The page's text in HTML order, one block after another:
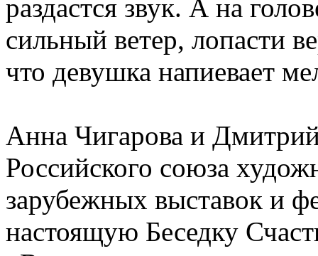
раздастся звук. А на
сильный ветер, лопасти
что девушка напиевает
Анна Чигарова и
Российского союза
зарубежных выставок и
настоящую Беседку